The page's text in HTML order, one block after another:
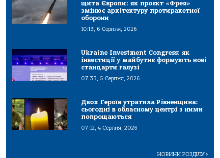
щита Європи: як проєкт «Фрея»
змінює архітектуру протиракетної
оборони
10:13, 6 Серпня, 2026
Ukraine Investment Congress: як
інвестиції у майбутнє формують нові
стандарти галузі
07:33, 5 Серпня, 2026
Двох Героїв утратила Рівненщина:
сьогодні в обласному центрі з ними
попрощаються
07:12, 4 Серпня, 2026
НОВИНИ РОЗДІЛУ>